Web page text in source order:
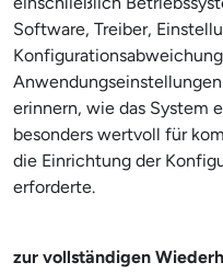
Software, Treiber,
erinnern, wie das System
besonders wertvoll für
die Einrichtung der
erforderte.
zur vollständigen